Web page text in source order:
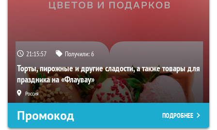
21:15:55 Получили:6
Торты, пирожные и другие сладости, а также товары для
праздника на «Флаувау»
Россия
Промокод ПОДРОБНЕЕ